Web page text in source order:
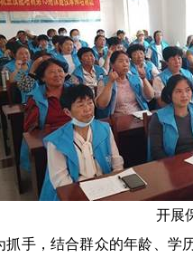
摩师职业
抓手，结合群众的年龄、学